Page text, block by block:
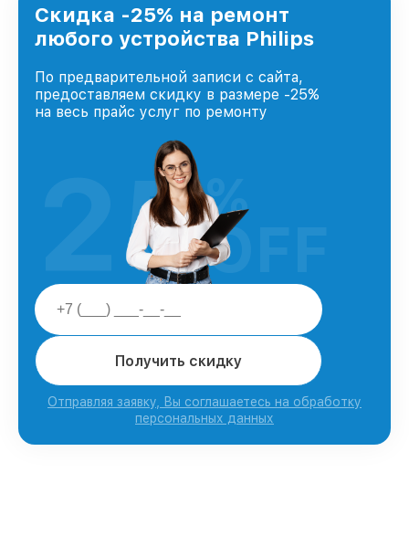
и лояльности наших клиентов.
Скидка -25% на ремонт
любого устройства Philips
По предварительной записи с сайта,
предоставляем скидку в размере -25%
на весь прайс услуг по ремонту
Получить скидку
Отправляя заявку, Вы соглашаетесь на обработку
персональных данных
25%
OFF